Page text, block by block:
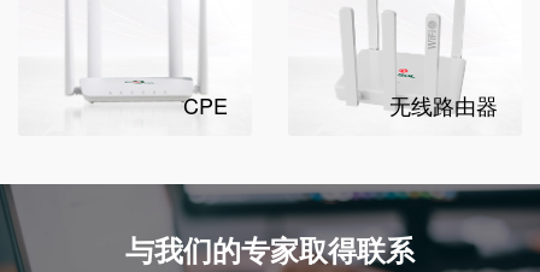
CPE 无线路由器
与我们的专家取得联系